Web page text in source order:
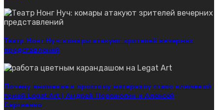
Театр Нонг Нуч: комары атакуют зрителей вечерних
представлений
Почему внимание к простому материалу стало ключевой
темой Legat Art | Андрей Пережогин и Алексей
Сергиенко